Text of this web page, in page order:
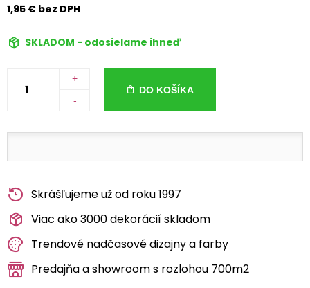
1,95 € bez DPH
SKLADOM - odosielame ihneď
+
-
DO KOŠÍKA
Skrášľujeme už od roku 1997
Viac ako 3000 dekorácií skladom
Trendové nadčasové dizajny a farby
Predajňa a showroom s rozlohou 700m2